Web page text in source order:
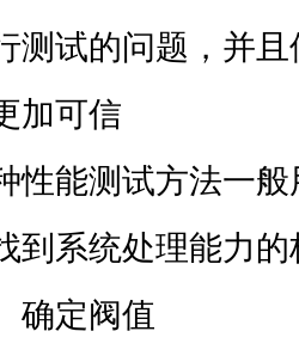
测试的问题，并
加可信
性能测试方法一
到系统处理能力
确定阀值